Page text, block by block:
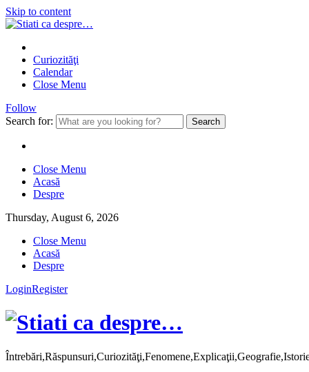
Skip to content
Curiozităţi
Calendar
Close Menu
Follow
Search for:
Close Menu
Acasă
Despre
Thursday, August 6, 2026
Close Menu
Acasă
Despre
LoginRegister